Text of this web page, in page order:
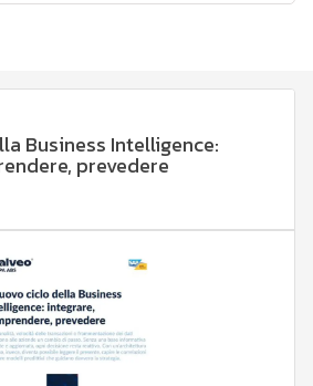
Business Intelligence:
prevedere